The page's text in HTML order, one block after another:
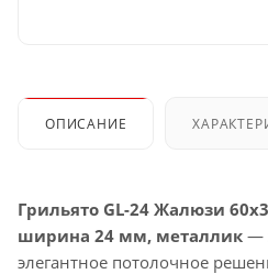
ОПИСАНИЕ
Грильято GL-24 Жалюзи
ширина 24 мм, металлик —
элегантное потолочное